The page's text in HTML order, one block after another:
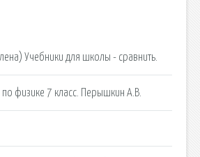
Учебники для школы - сравнить.
физике 7 класс. Перышкин А.В.